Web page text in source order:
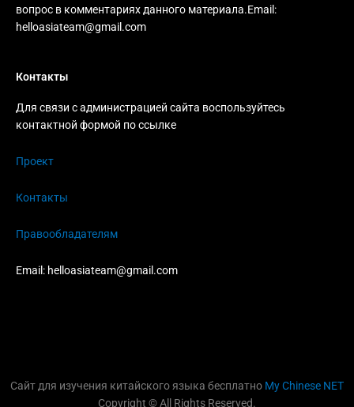
вопрос в комментариях данного материала.Email:
helloasiateam@gmail.com
Контакты
Для связи с администрацией сайта воспользуйтесь
контактной формой по ссылке
Проект
Контакты
Правообладателям
Email: helloasiateam@gmail.com
Сайт для изучения китайского языка бесплатно My Chinese NET
Copyright © All Rights Reserved.